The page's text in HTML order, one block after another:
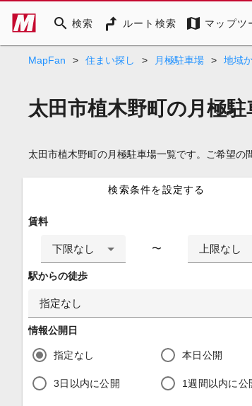
search 検索 ルート検索 map マップツ
MapFan > 住まい探し > 月極駐車場 > 地域
太田市植木野町の月極駐
太田市植木野町の月極駐車場一覧です。ご希望の
検索条件を設定する
賃料
下限なし 〜 上限なし
駅からの徒歩
指定なし
情報公開日
指定なし 本日公開
3日以内に公開 1週間以内に公